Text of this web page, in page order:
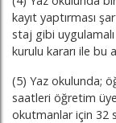
kayıt yaptırması
staj gibi
kurulu kararı ile bu
(5) Yaz okulunda;
saatleri öğretim
okutmanlar için 32